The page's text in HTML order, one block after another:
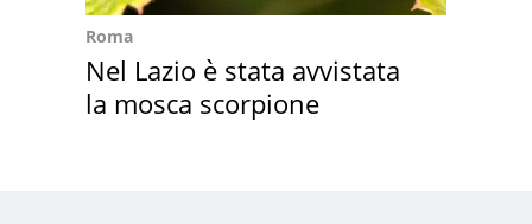
Roma
Nel Lazio è stata avvistata
la mosca scorpione